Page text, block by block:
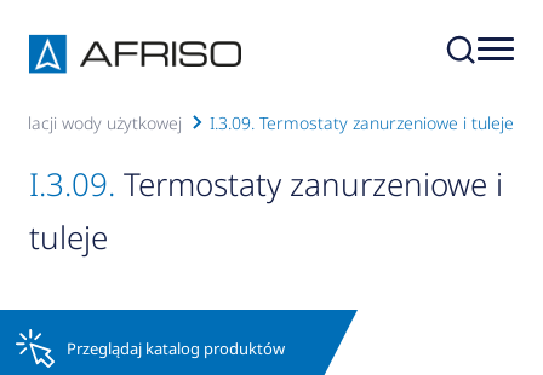
wody użytkowej I.3.09. Termostaty zanurzeniowe i tuleje
I.3.09. Termostaty zanurzeniowe i
tuleje
Przeglądaj katalog produktów